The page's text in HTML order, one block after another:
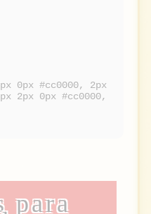
0px #cc0000, 2px
2px 0px #cc0000,
para